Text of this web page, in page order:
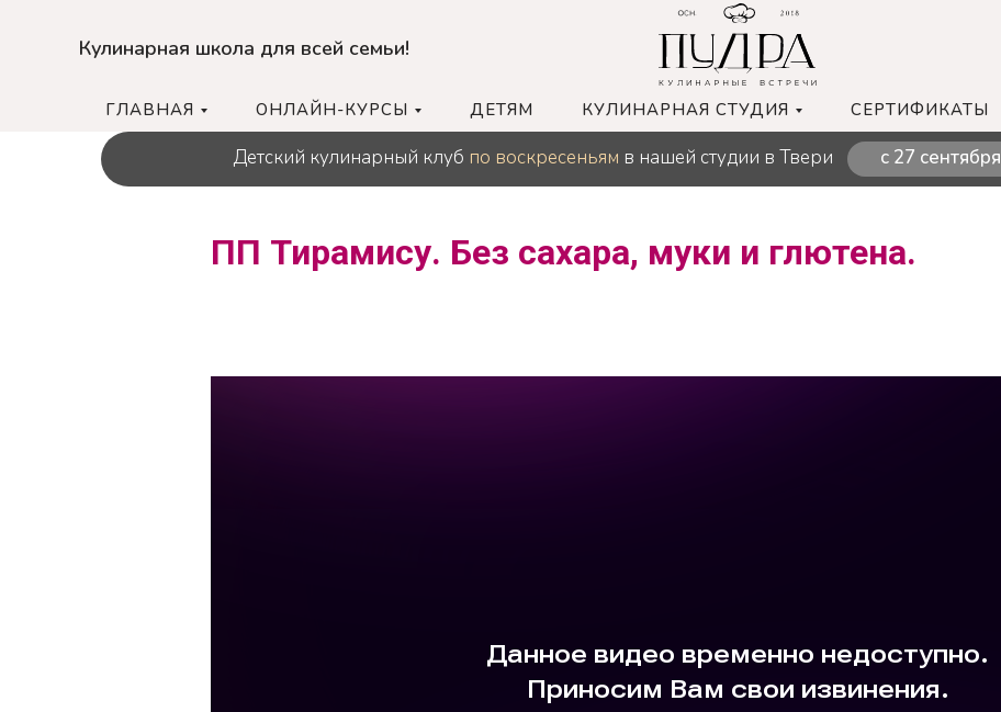
Кулинарная школа для всей семьи!
ГЛАВНАЯ ОНЛАЙН-КУРСЫ ДЕТЯМ КУЛИНАРНАЯ СТУДИЯ СЕРТИФИКАТЫ
Детский кулинарный клуб по воскресеньям в нашей студии в Твери с 27 сентября
ПП Тирамису. Без сахара, муки и глютена.